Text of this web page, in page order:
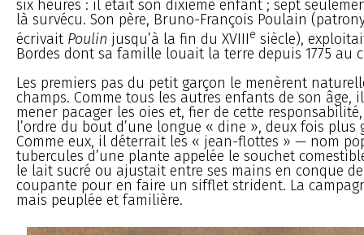
six heures : il était son dixième enfant ; sept
là survécu. Son père, Bruno-François Poulain
écrivait Poulin jusqu’à la fin du XVIIIe siècle),
Bordes dont sa famille louait la terre depuis 1775 au
Les premiers pas du petit garçon le menèrent
champs. Comme tous les autres enfants de son âge,
mener pacager les oies et, fier de cette
l’ordre du bout d’une longue « dine », deux fois plus
Comme eux, il déterrait les « jean-flottes » — nom
tubercules d’une plante appelée le souchet
le lait sucré ou ajustait entre ses mains en conque
coupante pour en faire un sifflet strident. La
mais peuplée et familière.